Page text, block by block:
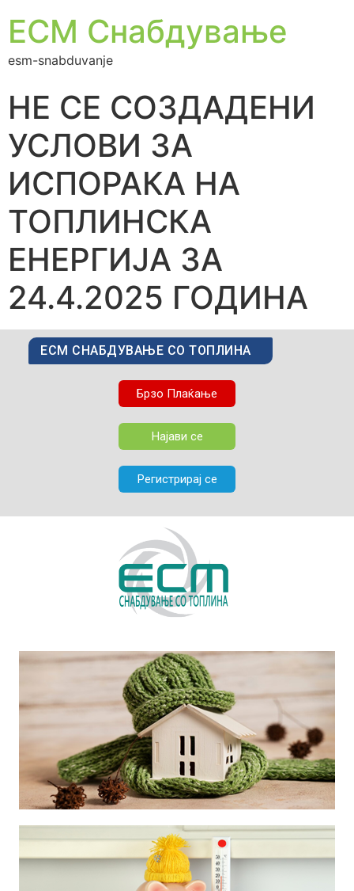
ЕСМ Снабдување
esm-snabduvanje
НЕ СЕ СОЗДАДЕНИ
УСЛОВИ ЗА
ИСПОРАКА НА
ТОПЛИНСКА
ЕНЕРГИЈА ЗА
24.4.2025 ГОДИНА
ЕСМ СНАБДУВАЊЕ СО ТОПЛИНА
Брзо Плаќање
Најави се
Регистрирај се